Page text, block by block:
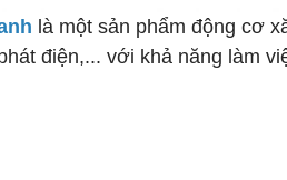
là một sản phẩm động cơ
điện,... với khả năng làm